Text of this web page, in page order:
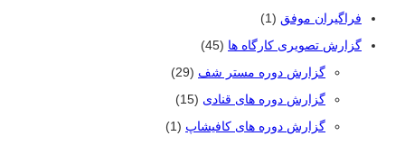
فراگیران موفق (1)
گزارش تصویری کارگاه ها (45)
گزارش دوره مستر شف (29)
گزارش دوره های قنادی (15)
گزارش دوره های کافیشاپ (1)